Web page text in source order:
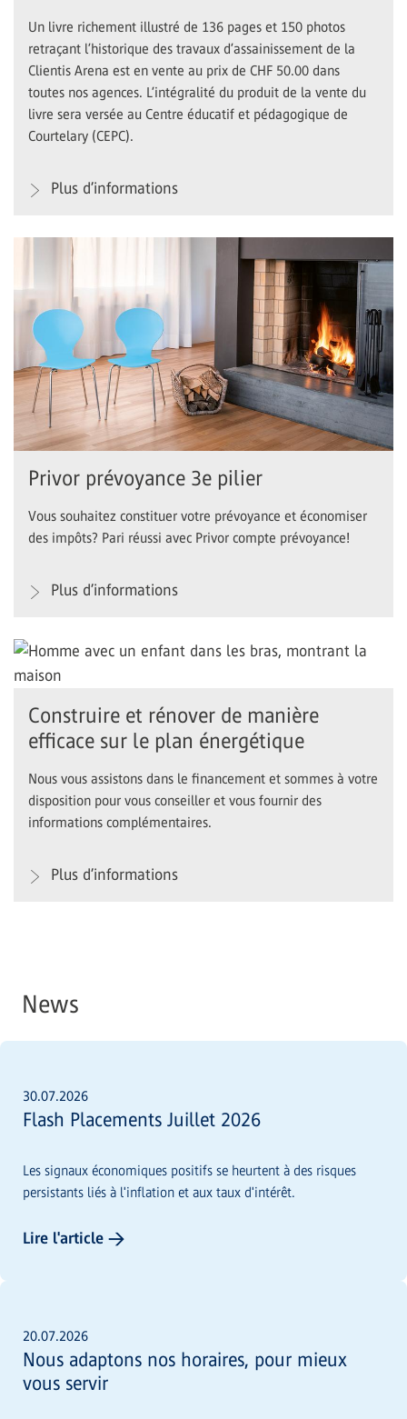
Un livre richement illustré de 136 pages et 150 photos
retraçant l’historique des travaux d’assainissement de la
Clientis Arena est en vente au prix de CHF 50.00 dans
toutes nos agences. L’intégralité du produit de la vente du
livre sera versée au Centre éducatif et pédagogique de
Courtelary (CEPC).
Plus d’informations
Privor prévoyance 3e pilier
Vous souhaitez constituer votre prévoyance et économiser
des impôts? Pari réussi avec Privor compte prévoyance!
Plus d’informations
Construire et rénover de manière
efficace sur le plan énergétique
Nous vous assistons dans le financement et sommes à votre
disposition pour vous conseiller et vous fournir des
informations complémentaires.
Plus d’informations
News
30.07.2026
Flash Placements Juillet 2026
Les signaux économiques positifs se heurtent à des risques
persistants liés à l'inflation et aux taux d'intérêt.
Lire l'article →
20.07.2026
Nous adaptons nos horaires, pour mieux
vous servir